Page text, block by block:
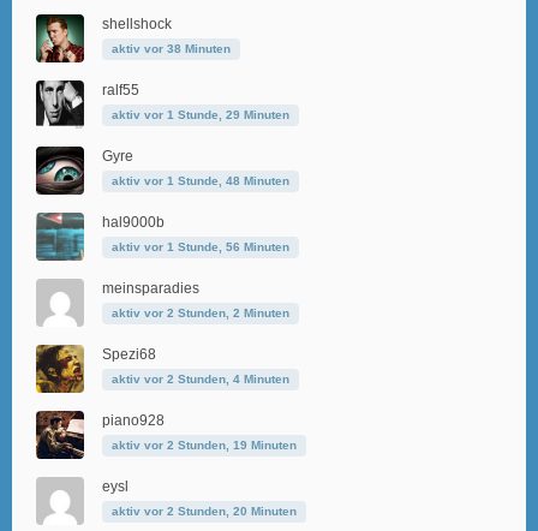
shellshock
aktiv vor 38 Minuten
ralf55
aktiv vor 1 Stunde, 29 Minuten
Gyre
aktiv vor 1 Stunde, 48 Minuten
hal9000b
aktiv vor 1 Stunde, 56 Minuten
meinsparadies
aktiv vor 2 Stunden, 2 Minuten
Spezi68
aktiv vor 2 Stunden, 4 Minuten
piano928
aktiv vor 2 Stunden, 19 Minuten
eysl
aktiv vor 2 Stunden, 20 Minuten